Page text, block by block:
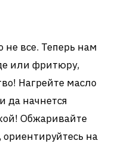
не все. Теперь нам
или фритюру,
Нагрейте масло
да начнется
Обжаривайте
ориентируйтесь на